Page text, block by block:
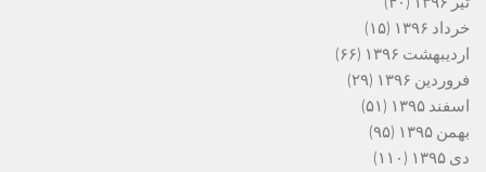
خرداد ۱۳۹۶
(۱۵)
اردیبهشت ۱۳۹۶
(۶۶)
فروردین ۱۳۹۶
(۲۹)
اسفند ۱۳۹۵
(۵۱)
بهمن ۱۳۹۵
(۹۵)
دی ۱۳۹۵
(۱۱۰)